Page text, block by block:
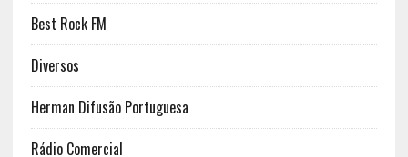
Best Rock FM
Diversos
Herman Difusão Portuguesa
Rádio Comercial